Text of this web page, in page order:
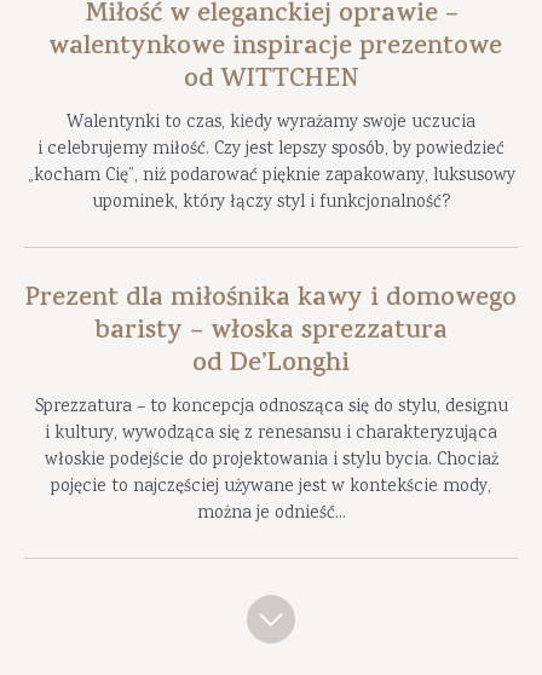
Miłość w eleganckiej oprawie –
walentynkowe inspiracje prezentowe
od WITTCHEN
Walentynki to czas, kiedy wyrażamy swoje uczucia
i celebrujemy miłość. Czy jest lepszy sposób, by powiedzieć
„kocham Cię”, niż podarować pięknie zapakowany, luksusowy
upominek, który łączy styl i funkcjonalność?
Prezent dla miłośnika kawy i domowego
baristy – włoska sprezzatura
od De’Longhi
Sprezzatura – to koncepcja odnosząca się do stylu, designu
i kultury, wywodząca się z renesansu i charakteryzująca
włoskie podejście do projektowania i stylu bycia. Chociaż
pojęcie to najczęściej używane jest w kontekście mody,
można je odnieść...